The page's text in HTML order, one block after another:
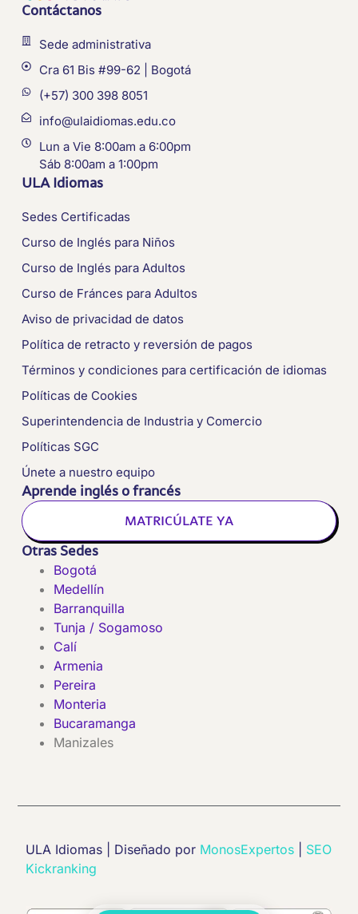
Contáctanos
Sede administrativa
Cra 61 Bis #99-62 | Bogotá
(+57) 300 398 8051
info@ulaidiomas.edu.co
Lun a Vie 8:00am a 6:00pm
Sáb 8:00am a 1:00pm
ULA Idiomas
Sedes Certificadas
Curso de Inglés para Niños
Curso de Inglés para Adultos
Curso de Fránces para Adultos
Aviso de privacidad de datos
Política de retracto y reversión de pagos
Términos y condiciones para certificación de idiomas
Políticas de Cookies
Superintendencia de Industria y Comercio
Políticas SGC
Únete a nuestro equipo
Aprende inglés o francés
MATRICÚLATE YA
Otras Sedes
Bogotá
Medellín
Barranquilla
Tunja / Sogamoso
Calí
Armenia
Pereira
Monteria
Bucaramanga
Manizales
ULA Idiomas | Diseñado por MonosExpertos
SEO
Kickranking